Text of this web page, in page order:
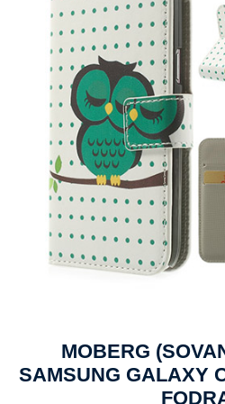
MOBERG
SAMSUNG GALAXY